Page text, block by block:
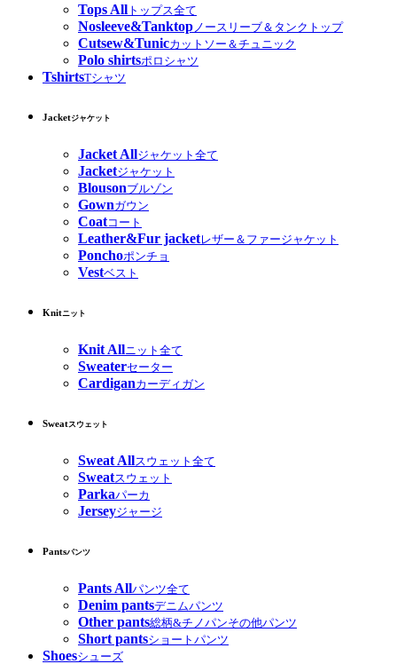
Tops All トップス全て
Nosleeve&Tanktop ノースリーブ＆タンクトップ
Cutsew&Tunicカットソー＆チュニック
Polo shirtsポロシャツ
TshirtsTシャツ
Jacketジャケット
Jacket Allジャケット全て
Jacketジャケット
Blousonブルゾン
Gownガウン
Coatコート
Leather&Fur jacketレザー＆ファージャケット
Ponchoポンチョ
Vestベスト
Knitニット
Knit Allニット全て
Sweaterセーター
Cardiganカーディガン
Sweatスウェット
Sweat Allスウェット全て
Sweatスウェット
Parkaパーカ
Jerseyジャージ
Pantsパンツ
Pants Allパンツ全て
Denim pantsデニムパンツ
Other pants総柄&チノパンその他パンツ
Short pantsショートパンツ
Shoesシューズ